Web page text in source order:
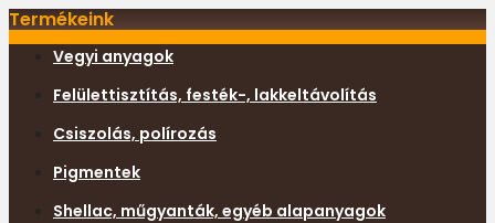
Termékeink
Vegyi anyagok
Felülettisztítás, festék-, lakkeltávolítás
Csiszolás, polírozás
Pigmentek
Shellac, műgyanták, egyéb alapanyagok